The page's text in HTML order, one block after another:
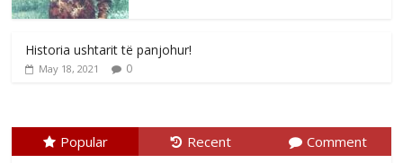
Historia ushtarit të panjohur!
May 18, 2021 0
Popular Recent Comment